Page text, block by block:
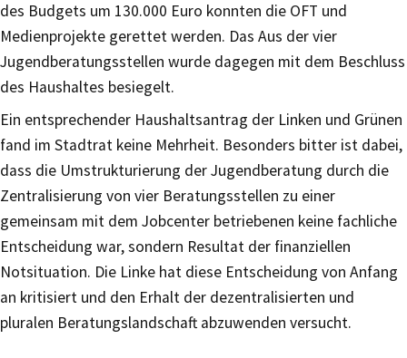
des Budgets um 130.000 Euro konnten die OFT und
Medienprojekte gerettet werden. Das Aus der vier
Jugendberatungsstellen wurde dagegen mit dem Beschluss
des Haushaltes besiegelt.
Ein entsprechender Haushaltsantrag der Linken und Grünen
fand im Stadtrat keine Mehrheit. Besonders bitter ist dabei,
dass die Umstrukturierung der Jugendberatung durch die
Zentralisierung von vier Beratungsstellen zu einer
gemeinsam mit dem Jobcenter betriebenen keine fachliche
Entscheidung war, sondern Resultat der finanziellen
Notsituation. Die Linke hat diese Entscheidung von Anfang
an kritisiert und den Erhalt der dezentralisierten und
pluralen Beratungslandschaft abzuwenden versucht.